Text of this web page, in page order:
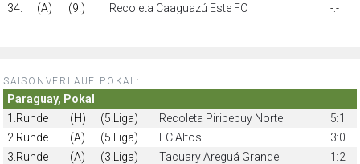
34.
(A) (9.) Recoleta Caaguazú Este FC -:-
SAISONVERLAUF POKAL:
Paraguay, Pokal
1.Runde
(H) (5.Liga) Recoleta Piribebuy Norte
5:1
2.Runde
(A) (5.Liga) FC Altos
3:0
3.Runde
(A) (3.Liga) Tacuary Areguá Grande 1:2